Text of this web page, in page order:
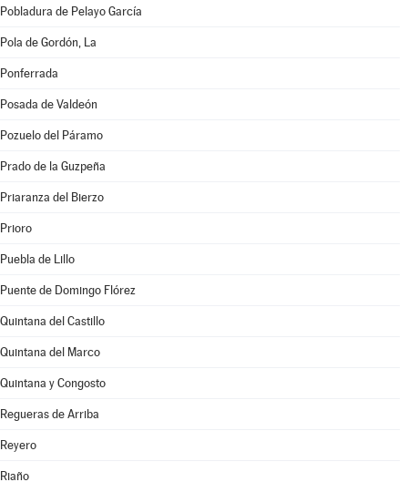
Pobladura de Pelayo García
Pola de Gordón, La
Ponferrada
Posada de Valdeón
Pozuelo del Páramo
Prado de la Guzpeña
Priaranza del Bierzo
Prioro
Puebla de Lillo
Puente de Domingo Flórez
Quintana del Castillo
Quintana del Marco
Quintana y Congosto
Regueras de Arriba
Reyero
Riaño